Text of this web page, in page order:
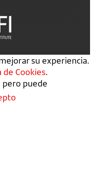
su experiencia.
de Cookies.
pero puede